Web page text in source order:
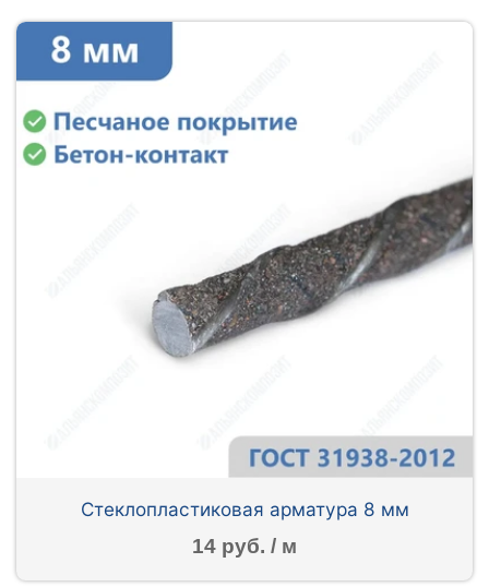
Стеклопластиковая арматура 8 мм
14 руб. / м